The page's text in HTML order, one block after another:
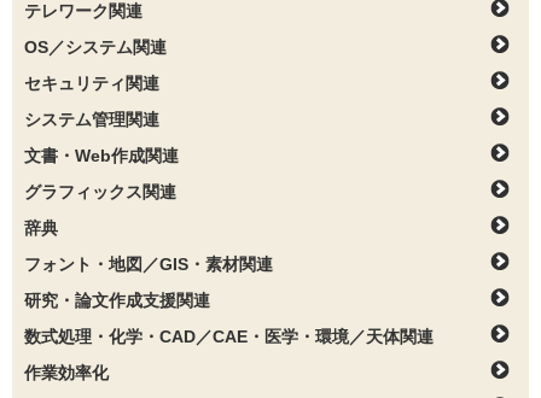
テレワーク関連
OS／システム関連
セキュリティ関連
システム管理関連
文書・Web作成関連
グラフィックス関連
辞典
フォント・地図／GIS・素材関連
研究・論文作成支援関連
数式処理・化学・CAD／CAE・医学・環境／天体関連
作業効率化